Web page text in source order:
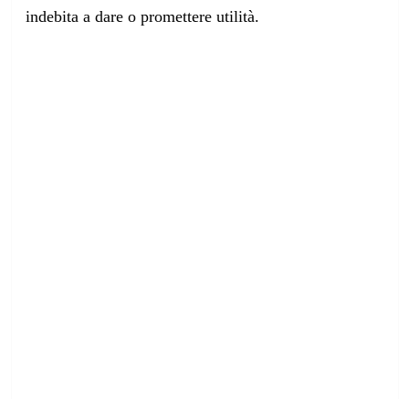
indebita a dare o promettere utilità.